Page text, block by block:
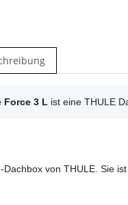
Force 3 L ist eine THULE
von THULE. Sie